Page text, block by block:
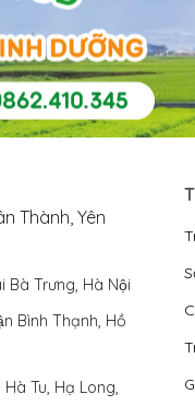
Thành, Yên
Bà Trưng, Hà Nội
Bình Thạnh, Hồ
Tu, Hạ Long,